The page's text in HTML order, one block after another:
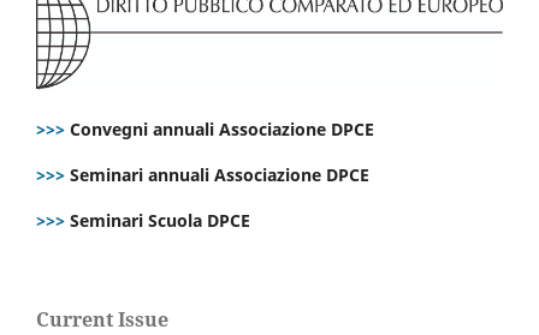
>>> Convegni annuali Associazione DPCE
>>> Seminari annuali Associazione DPCE
>>> Seminari Scuola DPCE
Current Issue